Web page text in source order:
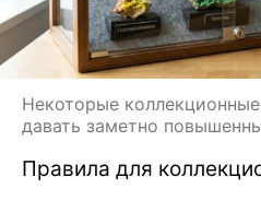
Некоторые
давать заметно
Правила для